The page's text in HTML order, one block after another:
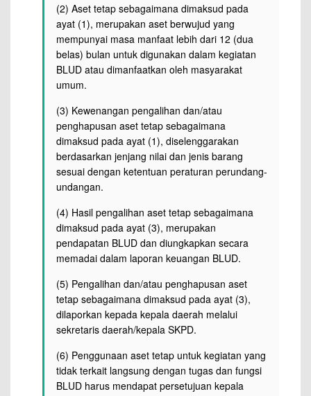
(2) Aset tetap sebagaimana dimaksud pada
ayat (1), merupakan aset berwujud yang
mempunyai masa manfaat lebih dari 12 (dua
belas) bulan untuk digunakan dalam kegiatan
BLUD atau dimanfaatkan oleh masyarakat
umum.
(3) Kewenangan pengalihan dan/atau
penghapusan aset tetap sebagaimana
dimaksud pada ayat (1), diselenggarakan
berdasarkan jenjang nilai dan jenis barang
sesuai dengan ketentuan peraturan perundang-
undangan.
(4) Hasil pengalihan aset tetap sebagaimana
dimaksud pada ayat (3), merupakan
pendapatan BLUD dan diungkapkan secara
memadai dalam laporan keuangan BLUD.
(5) Pengalihan dan/atau penghapusan aset
tetap sebagaimana dimaksud pada ayat (3),
dilaporkan kepada kepala daerah melalui
sekretaris daerah/kepala SKPD.
(6) Penggunaan aset tetap untuk kegiatan yang
tidak terkait langsung dengan tugas dan fungsi
BLUD harus mendapat persetujuan kepala